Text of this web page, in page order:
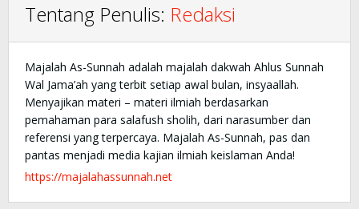
Tentang Penulis: Redaksi
Majalah As-Sunnah adalah majalah dakwah Ahlus Sunnah
Wal Jama’ah yang terbit setiap awal bulan, insyaallah.
Menyajikan materi – materi ilmiah berdasarkan
pemahaman para salafush sholih, dari narasumber dan
referensi yang terpercaya. Majalah As-Sunnah, pas dan
pantas menjadi media kajian ilmiah keislaman Anda!
https://majalahassunnah.net